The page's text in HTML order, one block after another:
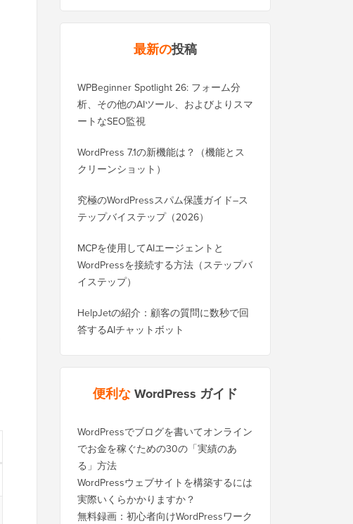
最新の投稿
WPBeginner Spotlight 26: フォーム分
析、その他のAIツール、およびよりスマ
ートなSEO監視
WordPress 7.1の新機能は？（機能とス
クリーンショット）
究極のWordPressスパム保護ガイド–ス
テップバイステップ（2026）
MCPを使用してAIエージェントと
WordPressを接続する方法（ステップバ
イステップ）
HelpJetの紹介：顧客の質問に数秒で回
答するAIチャットボット
便利なWordPress ガイド
WordPressでブログを書いてオンライン
でお金を稼ぐための30の「実績のあ
る」方法
WordPressウェブサイトを構築するには
実際いくらかかりますか？
無料録画：初心者向けWordPressワーク